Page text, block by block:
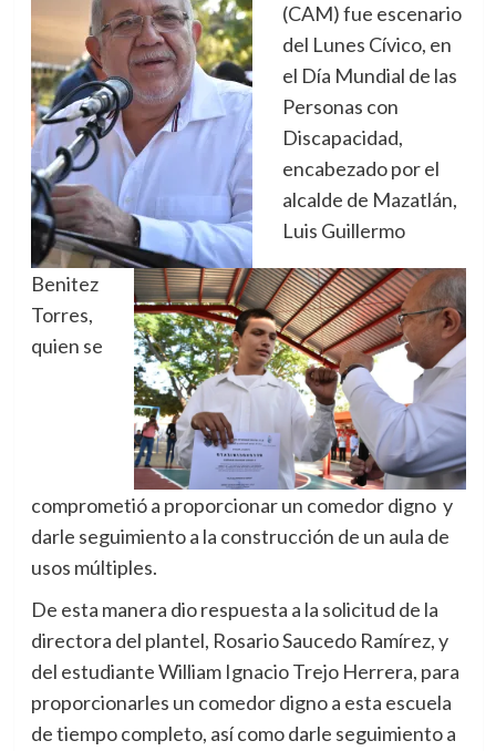
(CAM) fue escenario
del Lunes Cívico, en
el Día Mundial de las
Personas con
Discapacidad,
encabezado por el
alcalde de Mazatlán,
Luis Guillermo
Benitez
Torres,
quien se
comprometió a proporcionar un comedor digno y
darle seguimiento a la construcción de un aula de
usos múltiples.
De esta manera dio respuesta a la solicitud de la
directora del plantel, Rosario Saucedo Ramírez, y
del estudiante William Ignacio Trejo Herrera, para
proporcionarles un comedor digno a esta escuela
de tiempo completo, así como darle seguimiento a